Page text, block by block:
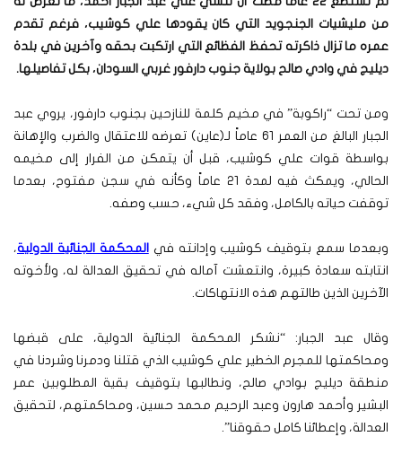
من مليشيات الجنجويد التي كان يقودها علي كوشيب، فرغم تقدم
عمره ما تزال ذاكرته تحفظ الفظائع التي ارتكبت بحقه وآخرين في بلدة
ديليج في وادي صالح بولاية جنوب دارفور غربي السودان، بكل تفاصيلها.
ومن تحت “راكوبة” في مخيم كلمة للنازحين بجنوب دارفور، يروي عبد
الجبار البالغ من العمر 61 عاماً لـ(عاين) تعرضه للاعتقال والضرب والإهانة
بواسطة قوات علي كوشيب، قبل أن يتمكن من الفرار إلى مخيمه
الحالي، ويمكث فيه لمدة 21 عاماً وكأنه في سجن مفتوح، بعدما
توقفت حياته بالكامل، وفقد كل شيء، حسب وصفه.
وبعدما سمع بتوقيف كوشيب وإدانته في المحكمة الجنائية الدولية،
انتابته سعادة كبيرة، وانتعشت آماله في تحقيق العدالة له، ولأخوته
الآخرين الذين طالتهم هذه الانتهاكات.
وقال عبد الجبار: “نشكر المحكمة الجنائية الدولية، على قبضها
ومحاكمتها للمجرم الخطير علي كوشيب الذي قتلنا ودمرنا وشردنا في
منطقة ديليج بوادي صالح، ونطالبها بتوقيف بقية المطلوبين عمر
البشير وأحمد هارون وعبد الرحيم محمد حسين، ومحاكمتهم، لتحقيق
العدالة، وإعطائنا كامل حقوقنا”.